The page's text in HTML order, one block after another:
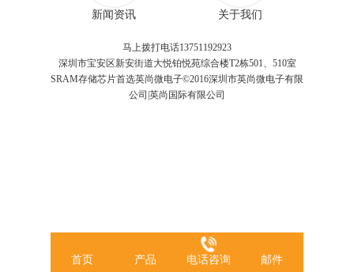
新闻资讯 关于我们
马上拨打电话13751192923
深圳市宝安区新安街道大悦铂悦苑综合楼T2栋501、510室
SRAM存储芯片首选英尚微电子©2016深圳市英尚微电子有限
公司|英尚国际有限公司
首页 产品 电话咨询 邮件